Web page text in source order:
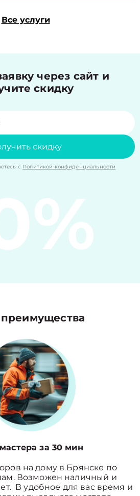
Все услуги
через сайт и
скидку
скидку
с Политикой конфиденциальности
за 30 мин
на дому в Брянске по
Возможен наличный и
В удобное для вас время и